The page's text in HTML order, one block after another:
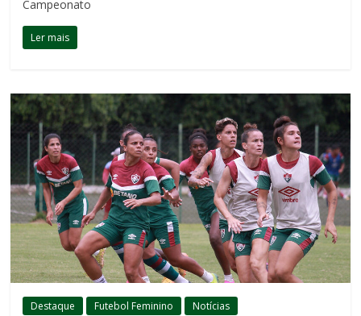
Campeonato
Ler mais
Destaque Futebol Feminino Notícias